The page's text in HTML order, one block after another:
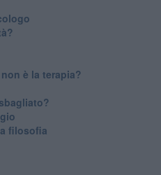
è la terapia?
filosofia